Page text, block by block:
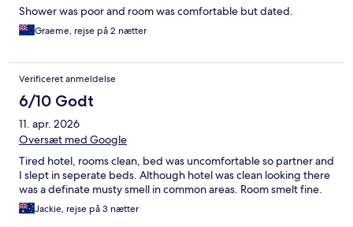
Shower was poor and room was comfortable but dated.
Graeme, rejse på 2 nætter
Verificeret anmeldelse
6/10 Godt
11. apr. 2026
Oversæt med Google
Tired hotel, rooms clean, bed was uncomfortable so partner and
I slept in seperate beds. Although hotel was clean looking there
was a definate musty smell in common areas. Room smelt fine.
Jackie, rejse på 3 nætter